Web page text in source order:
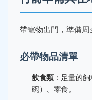
帶寵物出門，準備周
必帶物品清單
飲食類 ：足量的
碗）、零食。